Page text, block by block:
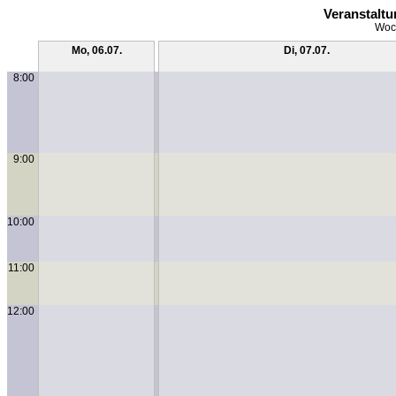
Mo, 06.07.
Di, 07.07.
8:00
9:00
10:00
11:00
12:00